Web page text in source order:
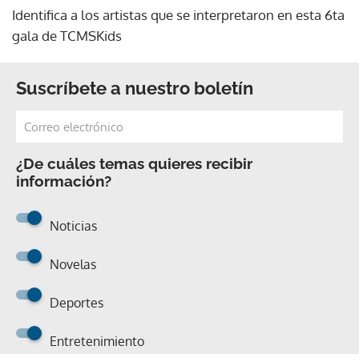
Identifica a los artistas que se interpretaron en esta 6ta
gala de TCMSKids
Suscríbete a nuestro boletín
¿De cuáles temas quieres recibir
información?
Noticias
Novelas
Deportes
Entretenimiento